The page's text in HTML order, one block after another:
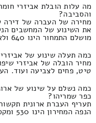
מה עלות הובלת אביזרי
והסביבה?
מחירה של העברה של דירה
את השינוע של המחשבים
מושלם התמחור הינו 640 ולא יותר מ240 ש"ח.
כמה תעלה שינוע של
מחיר הובלה של אביזרי
טיט, פחים לצביעה ועוד. העלות הוא 390
כמה נשלם על שינוע של
כפר שמריהו?
תעריף העברת ארונית
הנפה המחירון הינו 530 ומקסימום 270 שקל חדש.